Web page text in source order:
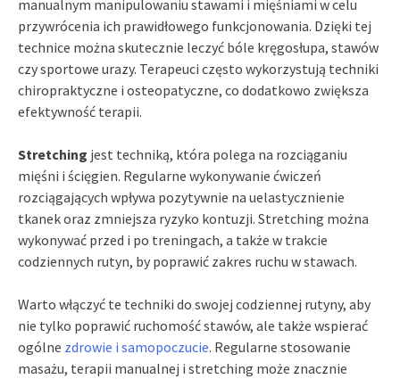
manualnym manipulowaniu stawami i mięśniami w celu
przywrócenia ich prawidłowego funkcjonowania. Dzięki tej
technice można skutecznie leczyć bóle kręgosłupa, stawów
czy sportowe urazy. Terapeuci często wykorzystują techniki
chiropraktyczne i osteopatyczne, co dodatkowo zwiększa
efektywność terapii.
Stretching jest techniką, która polega na rozciąganiu
mięśni i ścięgien. Regularne wykonywanie ćwiczeń
rozciągających wpływa pozytywnie na uelastycznienie
tkanek oraz zmniejsza ryzyko kontuzji. Stretching można
wykonywać przed i po treningach, a także w trakcie
codziennych rutyn, by poprawić zakres ruchu w stawach.
Warto włączyć te techniki do swojej codziennej rutyny, aby
nie tylko poprawić ruchomość stawów, ale także wspierać
ogólne zdrowie i samopoczucie. Regularne stosowanie
masażu, terapii manualnej i stretching może znacznie